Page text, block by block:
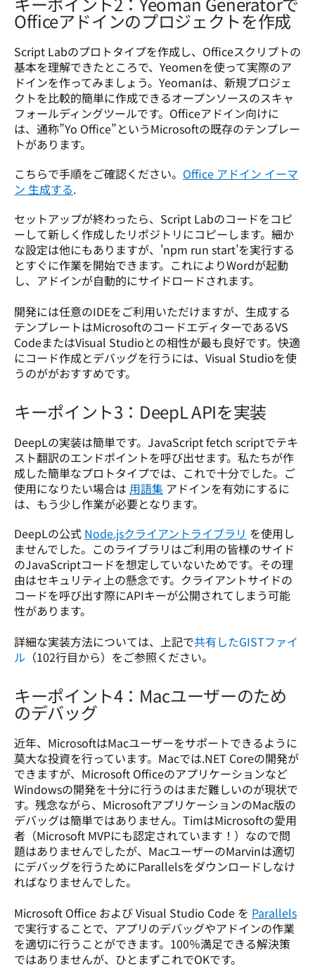
Officeアドインのプロジェクトを作成
Script Labのプロトタイプを作成し、Officeスクリプトの
基本を理解できたところで、Yeomenを使って実際のア
ドインを作ってみましょう。Yeomanは、新規プロジェ
クトを比較的簡単に作成できるオープンソースのスキャ
フォールディングツールです。Officeアドイン向けに
は、通称”Yo Office”というMicrosoftの既存のテンプレー
トがあります。
こちらで手順をご確認ください。 Office アドイン イーマ
ン 生成する.
セットアップが終わったら、Script Labのコードをコピ
ーして新しく作成したリポジトリにコピーします。細か
な設定は他にもありますが、'npm run start’を実行する
とすぐに作業を開始できます。これによりWordが起動
し、アドインが自動的にサイドロードされます。
開発には任意のIDEをご利用いただけますが、生成する
テンプレートはMicrosoftのコードエディターであるVS
CodeまたはVisual Studioとの相性が最も良好です。快適
にコード作成とデバッグを行うには、Visual Studioを使
うのががおすすめです。
キーポイント3：DeepL APIを実装
DeepLの実装は簡単です。JavaScript fetch scriptでテキ
スト翻訳のエンドポイントを呼び出せます。私たちが作
成した簡単なプロトタイプでは、これで十分でした。ご
使用になりたい場合は 用語集 アドインを有効にするに
は、もう少し作業が必要となります。
DeepLの公式 Node.jsクライアントライブラリ を使用し
ませんでした。このライブラリはご利用の皆様のサイド
のJavaScriptコードを想定していないためです。その理
由はセキュリティ上の懸念です。クライアントサイドの
コードを呼び出す際にAPIキーが公開されてしまう可能
性があります。
詳細な実装方法については、上記で共有したGISTファイ
ル （102行目から）をご参照ください。
キーポイント4：Macユーザーのため
のデバッグ
近年、MicrosoftはMacユーザーをサポートできるように
莫大な投資を行っています。Macでは.NET Coreの開発が
できますが、Microsoft Officeのアプリケーションなど
Windowsの開発を十分に行うのはまだ難しいのが現状で
す。残念ながら、MicrosoftアプリケーションのMac版の
デバッグは簡単ではありません。TimはMicrosoftの愛用
者（Microsoft MVPにも認定されています！）なので問
題はありませんでしたが、MacユーザーのMarvinは適切
にデバッグを行うためにParallelsをダウンロードしなけ
ればなりませんでした。
Microsoft Office および Visual Studio Code を Parallels
で実行することで、アプリのデバッグやアドインの作業
を適切に行うことができます。100％満足できる解決策
ではありませんが、ひとまずこれでOKです。